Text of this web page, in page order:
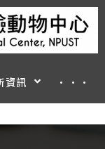
資訊 ···